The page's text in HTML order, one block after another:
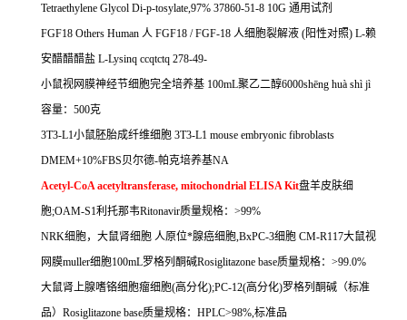
Tetraethylene Glycol Di-p-tosylate,97% 37860-51-8 10G 通用试剂
FGF18 Others Human 人 FGF18 / FGF-18 人细胞裂解液 (阳性对照) L-赖
安醋醋醋盐 L-Lysinq ccqtctq 278-49-
小鼠视网膜神经节细胞完全培养基 100mL聚乙二醇6000shēng huà shì jì
容量： 500克
3T3-L1小鼠胚胎成纤维细胞 3T3-L1 mouse embryonic fibroblasts
DMEM+10%FBS贝尔德-帕克培养基NA
Acetyl-CoA acetyltransferase, mitochondrial ELISA Kit盘羊皮肤细
胞;OAM-S1利托那韦Ritonavir质量规格： >99%
NRK细胞，大鼠肾细胞 人原位*腺癌细胞,BxPC-3细胞 CM-R117大鼠视
网膜muller细胞100mL罗格列酮碱Rosiglitazone base质量规格： >99.0%
大鼠肾上腺嗜铬细胞瘤细胞(高分化);PC-12(高分化)罗格列酮碱（标准
品） Rosiglitazone base质量规格： HPLC>98%,标准品